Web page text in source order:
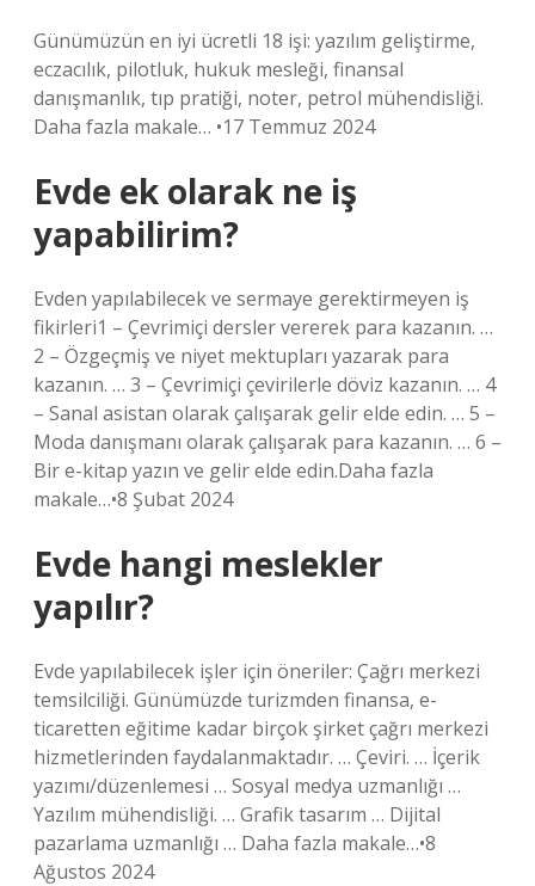
Günümüzün en iyi ücretli 18 işi: yazılım geliştirme,
eczacılık, pilotluk, hukuk mesleği, finansal
danışmanlık, tıp pratiği, noter, petrol mühendisliği.
Daha fazla makale… •17 Temmuz 2024
Evde ek olarak ne iş
yapabilirim?
Evden yapılabilecek ve sermaye gerektirmeyen iş
fikirleri1 – Çevrimiçi dersler vererek para kazanın. …
2 – Özgeçmiş ve niyet mektupları yazarak para
kazanın. … 3 – Çevrimiçi çevirilerle döviz kazanın. … 4
– Sanal asistan olarak çalışarak gelir elde edin. … 5 –
Moda danışmanı olarak çalışarak para kazanın. … 6 –
Bir e-kitap yazın ve gelir elde edin.Daha fazla
makale…•8 Şubat 2024
Evde hangi meslekler
yapılır?
Evde yapılabilecek işler için öneriler: Çağrı merkezi
temsilciliği. Günümüzde turizmden finansa, e-
ticaretten eğitime kadar birçok şirket çağrı merkezi
hizmetlerinden faydalanmaktadır. … Çeviri. … İçerik
yazımı/düzenlemesi … Sosyal medya uzmanlığı …
Yazılım mühendisliği. … Grafik tasarım … Dijital
pazarlama uzmanlığı … Daha fazla makale…•8
Ağustos 2024